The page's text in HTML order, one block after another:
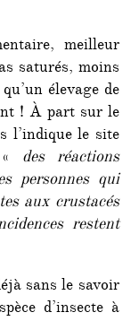
meilleur
saturés, moins
élevage de
! À part sur le
l’indique le site
des réactions
personnes qui
aux crustacés
restent
sans le savoir
d’insecte à